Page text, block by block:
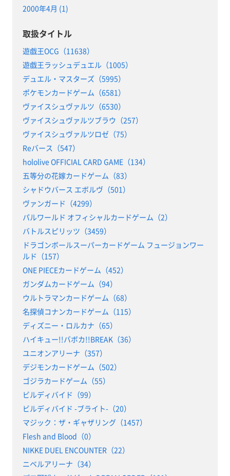
2000年4月 (1)
取扱タイトル
遊戯王OCG（11638）
遊戯王ラッシュデュエル（1005）
デュエル・マスターズ（5995）
ポケモンカードゲーム（6581）
ヴァイスシュヴァルツ（6530）
ヴァイスシュヴァルツブラウ（257）
ヴァイスシュヴァルツロゼ（75）
Reバース（547）
hololive OFFICIAL CARD GAME（134）
五等分の花嫁カードゲーム（83）
シャドウバース エボルヴ（501）
ヴァンガード（4299）
パルワールド オフィシャルカードゲーム（2）
バトルスピリッツ（3459）
ドラゴンボールスーパーカードゲーム フュージョンワー
ルド（157）
ONE PIECEカードゲーム（452）
ガンダムカードゲーム（94）
ウルトラマンカードゲーム（68）
名探偵コナンカードゲーム（115）
ディズニー・ロルカナ（65）
ハイキュー!!バボカ!!BREAK（36）
ユニオンアリーナ（357）
デジモンカードゲーム（502）
ゴジラカードゲーム（55）
ビルディバイド（99）
ビルディバイド -ブライト-（20）
マジック：ザ・ギャザリング（1457）
Flesh and Blood（0）
NIKKE DUEL ENCOUNTER（22）
ニベルアリーナ（34）